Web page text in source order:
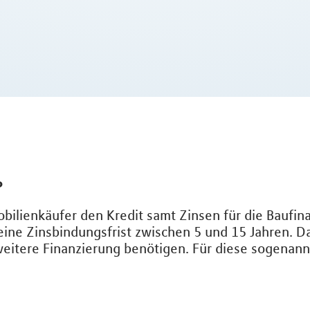
den Kredit samt Zinsen für die
Zinsbindungsfrist zwischen 5 und 15 Jahren.
Finanzierung benötigen. Für diese